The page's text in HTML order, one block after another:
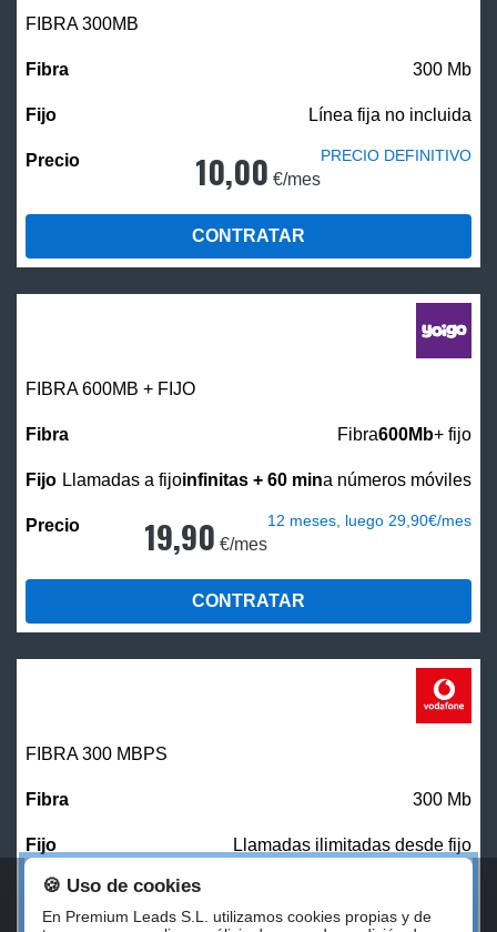
FIBRA 300MB
300 Mb
Línea fija no incluida
10,00 €/mes
PRECIO DEFINITIVO
CONTRATAR
FIBRA 600MB + FIJO
Fibra600Mb+ fijo
Llamadas a fijoinfinitas + 60 mina números móviles
19,90 €/mes
12 meses, luego 29,90€/mes
CONTRATAR
FIBRA 300 MBPS
300 Mb
Llamadas ilimitadas desde fijo
27,00 €/mes
🍪 Uso de cookies
En Premium Leads S.L. utilizamos cookies propias y de